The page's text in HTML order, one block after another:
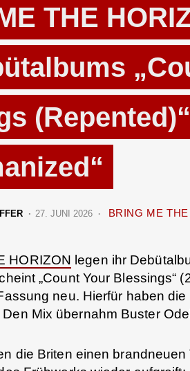
THE
27. JUNI 2026 BRING ME
HORIZON legen ihr
„Count Your Blessings“
neu. Hierfür haben
Mix übernahm Buster
die Briten einen